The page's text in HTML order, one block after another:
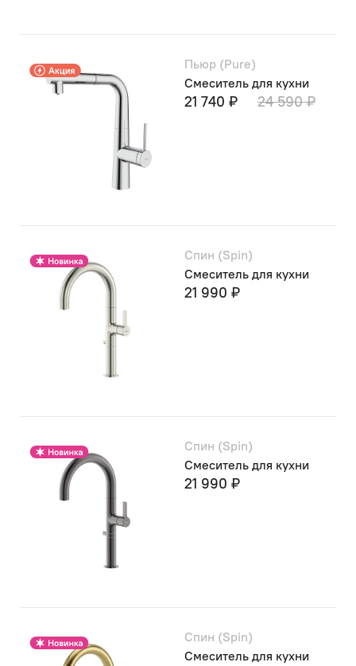
Пьюр (Pure)
Смеситель для кухни
21 740 ₽ 24 590 ₽
Спин (Spin)
Смеситель для кухни
21 990 ₽
Спин (Spin)
Смеситель для кухни
21 990 ₽
Спин (Spin)
Смеситель для кухни